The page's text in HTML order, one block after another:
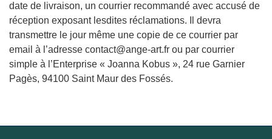
date de livraison, un courrier recommandé avec accusé de
réception exposant lesdites réclamations. Il devra
transmettre le jour même une copie de ce courrier par
email à l’adresse contact@ange-art.fr ou par courrier
simple à l’Enterprise « Joanna Kobus », 24 rue Garnier
Pagès, 94100 Saint Maur des Fossés.